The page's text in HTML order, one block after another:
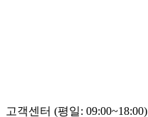
고객센터 (평일: 09:00~18:00)